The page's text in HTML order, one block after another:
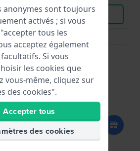
Voir les produits
Rado
anonymes sont toujours
activés ; si vous
tous les
acceptez également
Si vous
les cookies que
vous-même, cliquez sur
des cookies".
Accepter tous
des cookies